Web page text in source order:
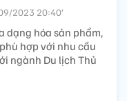
2023 20:40’
dạng hóa sản phẩm,
hợp với nhu cầu
ngành Du lịch Thủ